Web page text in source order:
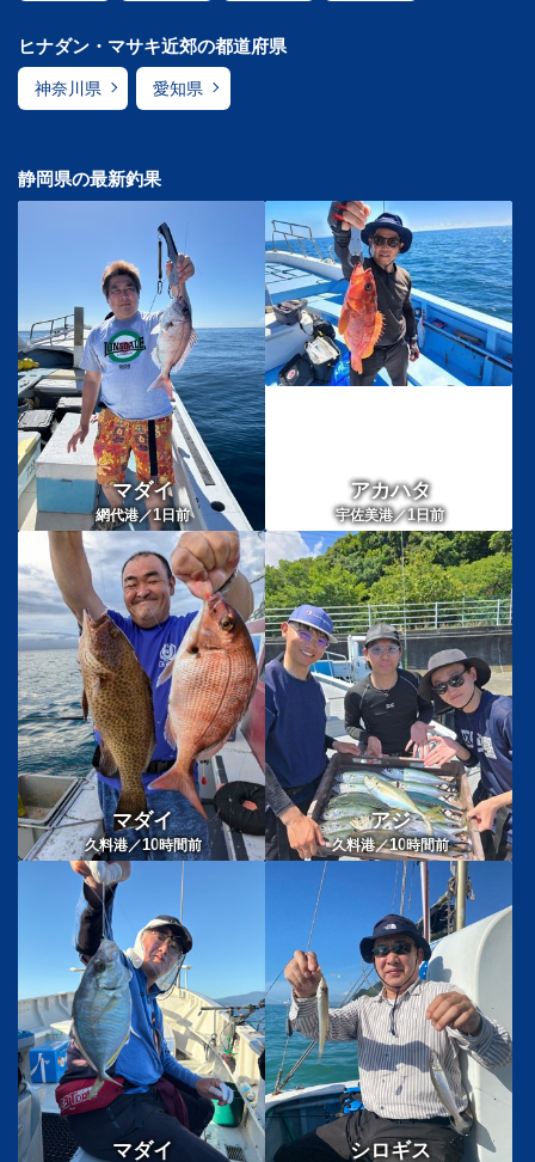
ヒナダン・マサキ近郊の都道府県
神奈川県 愛知県
静岡県の最新釣果
マダイ
網代港／1日前
アカハタ
宇佐美港／1日前
マダイ
久料港／10時間前
アジ
久料港／10時間前
マダイ シロギス